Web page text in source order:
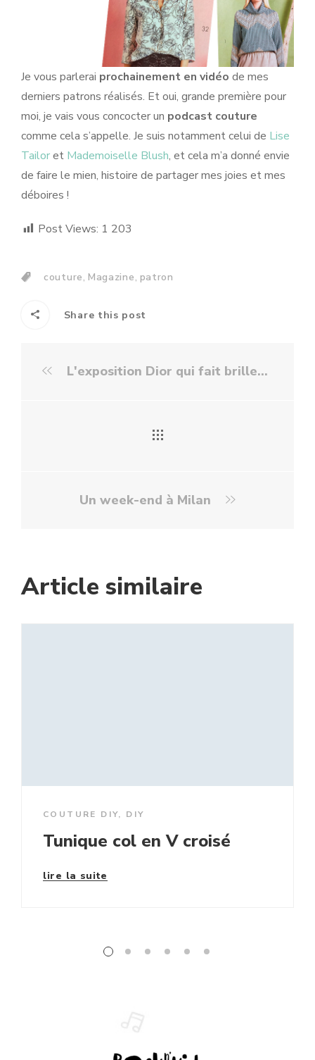
Je vous parlerai prochainement en vidéo de mes
derniers patrons réalisés. Et oui, grande première pour
moi, je vais vous concocter un podcast couture
comme cela s’appelle. Je suis notamment celui de Lise
Tailoret Mademoiselle Blush, et cela m’a donné envie
de faire le mien, histoire de partager mes joies et mes
déboires !
Post Views: 1 203
couture, Magazine, patron
Share this post
L'exposition Dior qui fait briller les yeux
Un week-end à Milan
Article similaire
COUTURE DIY, DIY
Tunique col en V croisé
lire la suite